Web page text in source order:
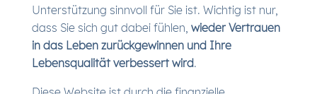
Unterstützung sinnvoll für Sie ist. Wichtig ist nur,
dass Sie sich gut dabei fühlen, wieder Vertrauen
in das Leben zurückgewinnen und Ihre
Lebensqualität verbessert wird.